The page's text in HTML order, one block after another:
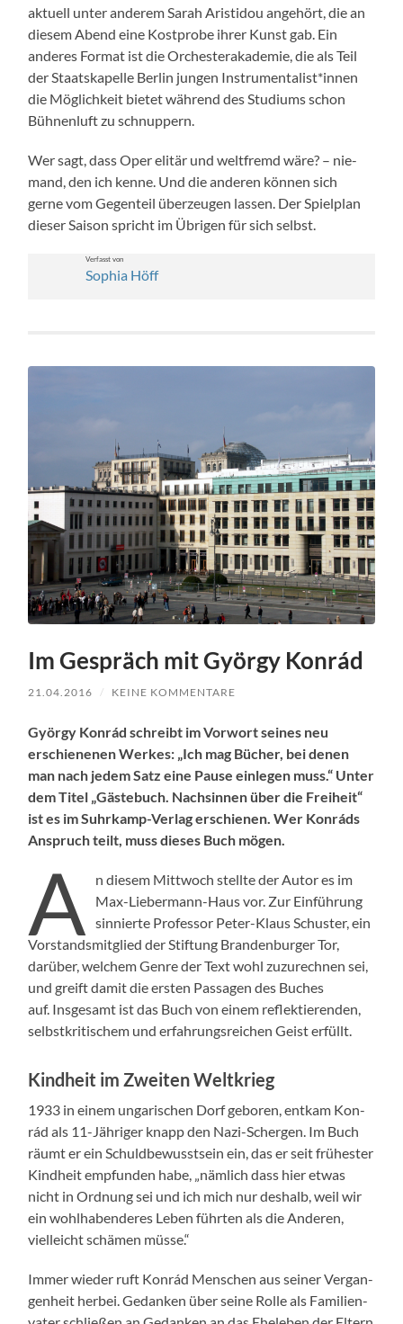
aktuell unter anderem Sarah Aris­ti­dou ange­hört, die an
diesem Abend eine Kost­probe ihrer Kun­st gab. Ein
anderes For­mat ist die Orch­ester­akademie, die als Teil
der Staatskapelle Berlin jun­gen Instrumentalist*innen
die Möglichkeit bietet während des Studi­ums schon
Büh­nen­luft zu schnup­pern.
Wer sagt, dass Oper elitär und welt­fremd wäre? – nie­
mand, den ich kenne. Und die anderen kön­nen sich
gerne vom Gegen­teil überzeu­gen lassen. Der Spielplan
dieser Sai­son spricht im Übri­gen für sich selb­st.
Ver­fasst von
Sophia Höff
Im Gespräch mit György Konrád
21.04.2016 / KEINE KOMMENTARE
Györ­gy Kon­rád schreibt im Vor­wort seines neu
erschiene­nen Werkes: „Ich mag Büch­er, bei denen
man nach jedem Satz eine Pause ein­le­gen muss.“ Unter
dem Titel „Gäste­buch. Nachsin­nen über die Frei­heit“
ist es im Suhrkamp-Ver­lag erschienen. Wer Kon­ráds
Anspruch teilt, muss dieses Buch mögen.
A
n diesem Mittwoch stellte der Autor es im
Max-Lieber­mann-Haus vor. Zur Ein­führung
sin­nierte Pro­fes­sor Peter-Klaus Schus­ter, ein
Vor­standsmit­glied der Stiftung Bran­den­burg­er Tor,
darüber, welchem Genre der Text wohl zuzurech­nen sei,
und greift damit die ersten Pas­sagen des Buch­es
auf. Ins­ge­samt ist das Buch von einem reflek­tieren­den,
selb­stkri­tis­chem und erfahrungsre­ichen Geist erfüllt.
Kindheit im Zweiten Weltkrieg
1933 in einem ungarischen Dorf geboren, entkam Kon­
rád als 11-Jähriger knapp den Nazi-Scher­gen. Im Buch
räumt er ein Schuld­be­wusst­sein ein, das er seit früh­ester
Kind­heit emp­fun­den habe, „näm­lich dass hier etwas
nicht in Ord­nung sei und ich mich nur deshalb, weil wir
ein wohlhaben­deres Leben führten als die Anderen,
vielle­icht schä­men müsse.“
Immer wieder ruft Kon­rád Men­schen aus sein­er Ver­gan­
gen­heit her­bei. Gedanken über seine Rolle als Fam­i­lien­